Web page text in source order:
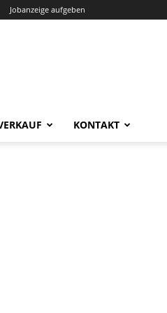
Jobanzeige aufgeben
KONTAKT